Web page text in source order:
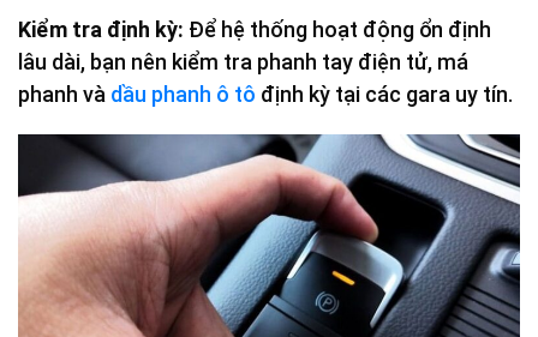
Kiểm tra định kỳ: Để hệ thống hoạt động ổn định
lâu dài, bạn nên kiểm tra phanh tay điện tử, má
phanh và dầu phanh ô tô định kỳ tại các gara uy tín.